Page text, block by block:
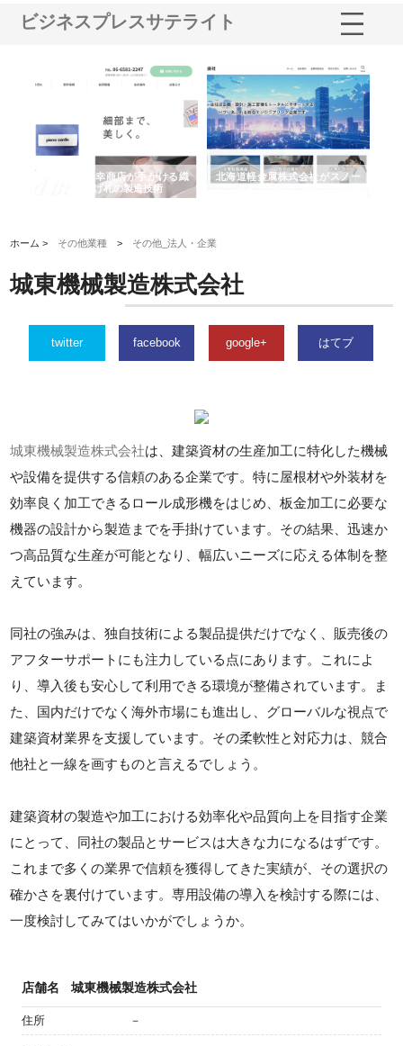
ビジネスプレスサテライト
有限会社松幸商店が手がける織
ネームと下げ札の製造技術
北海道軽金属株式会社がスノー
ホーム > その他業種 > その他_法人・企業
城東機械製造株式会社
twitter facebook google+ はてブ
城東機械製造株式会社は、建築資材の生産加工に特化した機械
や設備を提供する信頼のある企業です。特に屋根材や外装材を
効率良く加工できるロール成形機をはじめ、板金加工に必要な
機器の設計から製造までを手掛けています。その結果、迅速か
つ高品質な生産が可能となり、幅広いニーズに応える体制を整
えています。
同社の強みは、独自技術による製品提供だけでなく、販売後の
アフターサポートにも注力している点にあります。これによ
り、導入後も安心して利用できる環境が整備されています。ま
た、国内だけでなく海外市場にも進出し、グローバルな視点で
建築資材業界を支援しています。その柔軟性と対応力は、競合
他社と一線を画すものと言えるでしょう。
建築資材の製造や加工における効率化や品質向上を目指す企業
にとって、同社の製品とサービスは大きな力になるはずです。
これまで多くの業界で信頼を獲得してきた実績が、その選択の
確かさを裏付けています。専用設備の導入を検討する際には、
一度検討してみてはいかがでしょうか。
店舗名 城東機械製造株式会社
住所 －